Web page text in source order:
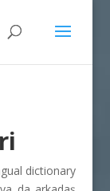
dictionary